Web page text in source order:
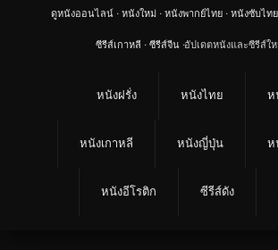
หนังรักโรแมนติก
อาชญากรรม
ดูหนังเพลง Music
ดูหนังกีฬา Sport
ดูหนังออนไลน์ · หนังใหม่ · หนังพากย์ไทย · หนังซับไทย
ซีรีส์เกาหลี · ซีรีส์จีน ·อัปเดตหนังและซีรีส์ใ
หนังฝรั่ง หนังไทย ห
หนังเกาหลี หนังญี่ปุ่น ห
หนังอีโรติก ซีรีส์ดัง